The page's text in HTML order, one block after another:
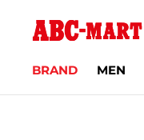
BRAND MEN